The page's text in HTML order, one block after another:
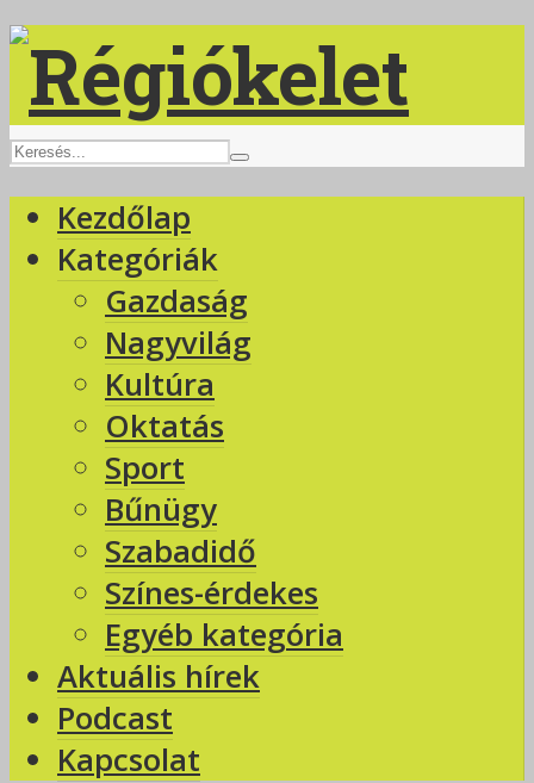
Kezdőlap
Kategóriák
Gazdaság
Nagyvilág
Kultúra
Oktatás
Sport
Bűnügy
Szabadidő
Színes-érdekes
Egyéb kategória
Aktuális hírek
Podcast
Kapcsolat